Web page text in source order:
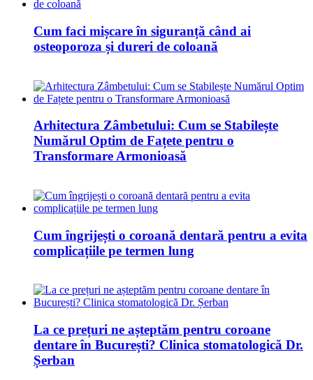
Cum faci mișcare în siguranță când ai
osteoporoza și dureri de coloană
Arhitectura Zâmbetului: Cum se Stabilește
Numărul Optim de Fațete pentru o
Transformare Armonioasă
Cum îngrijești o coroană dentară pentru a evita
complicațiile pe termen lung
La ce prețuri ne așteptăm pentru coroane
dentare în București? Clinica stomatologică Dr.
Șerban